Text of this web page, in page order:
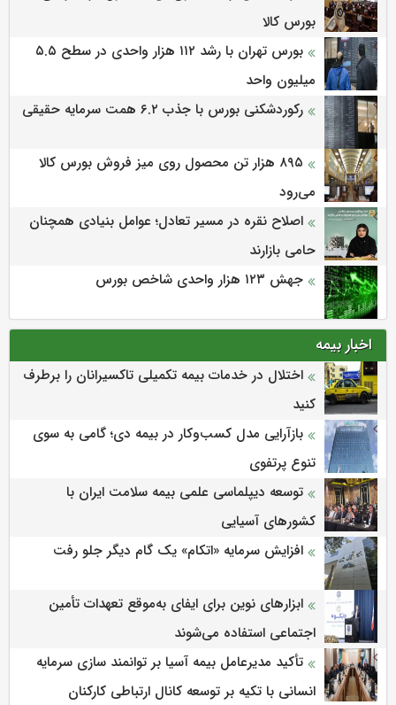
بورس کالا
بورس تهران با رشد ۱۱۲ هزار واحدی در سطح ۵.۵
میلیون واحد
رکوردشکنی بورس با جذب ۶.۲ همت سرمایه حقیقی
۸۹۵ هزار تن محصول روی میز فروش بورس کالا
می‌‌رود
اصلاح نقره در مسیر تعادل؛ عوامل بنیادی همچنان
حامی بازارند
جهش ۱۲۳ هزار واحدی شاخص بورس
اخبار بیمه
اختلال در خدمات بیمه تکمیلی تاکسیرانان را برطرف
کنید
بازآرایی مدل کسب‌وکار در بیمه دی؛ گامی به سوی
تنوع پرتفوی
توسعه دیپلماسی علمی بیمه سلامت ایران با
کشورهای آسیایی
افزایش سرمایه «اتکام» یک گام دیگر جلو رفت
ابزارهای نوین برای ایفای به‌موقع تعهدات تأمین
اجتماعی استفاده می‌شوند
تأکید مدیرعامل بیمه آسیا بر توانمند سازی سرمایه
انسانی با تکیه بر توسعه کانال ارتباطی کارکنان